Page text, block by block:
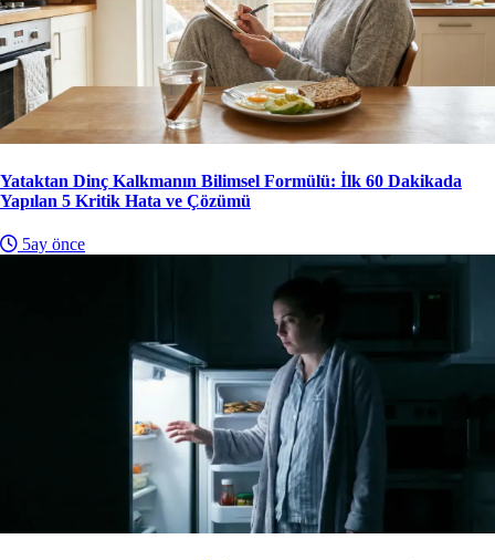
Yataktan Dinç Kalkmanın Bilimsel Formülü: İlk 60 Dakikada
Yapılan 5 Kritik Hata ve Çözümü
5ay önce